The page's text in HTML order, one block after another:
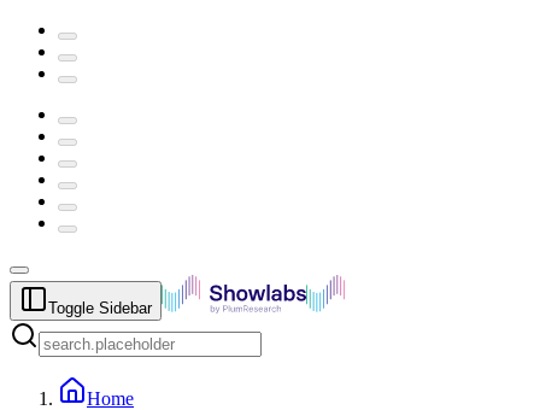
Toggle Sidebar
Home